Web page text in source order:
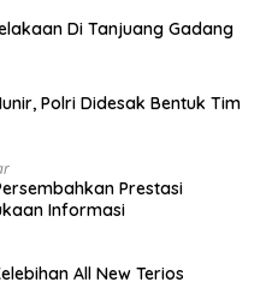
Di Tanjuang Gadang
Polri Didesak Bentuk Tim
Prestasi
Informasi
All New Terios